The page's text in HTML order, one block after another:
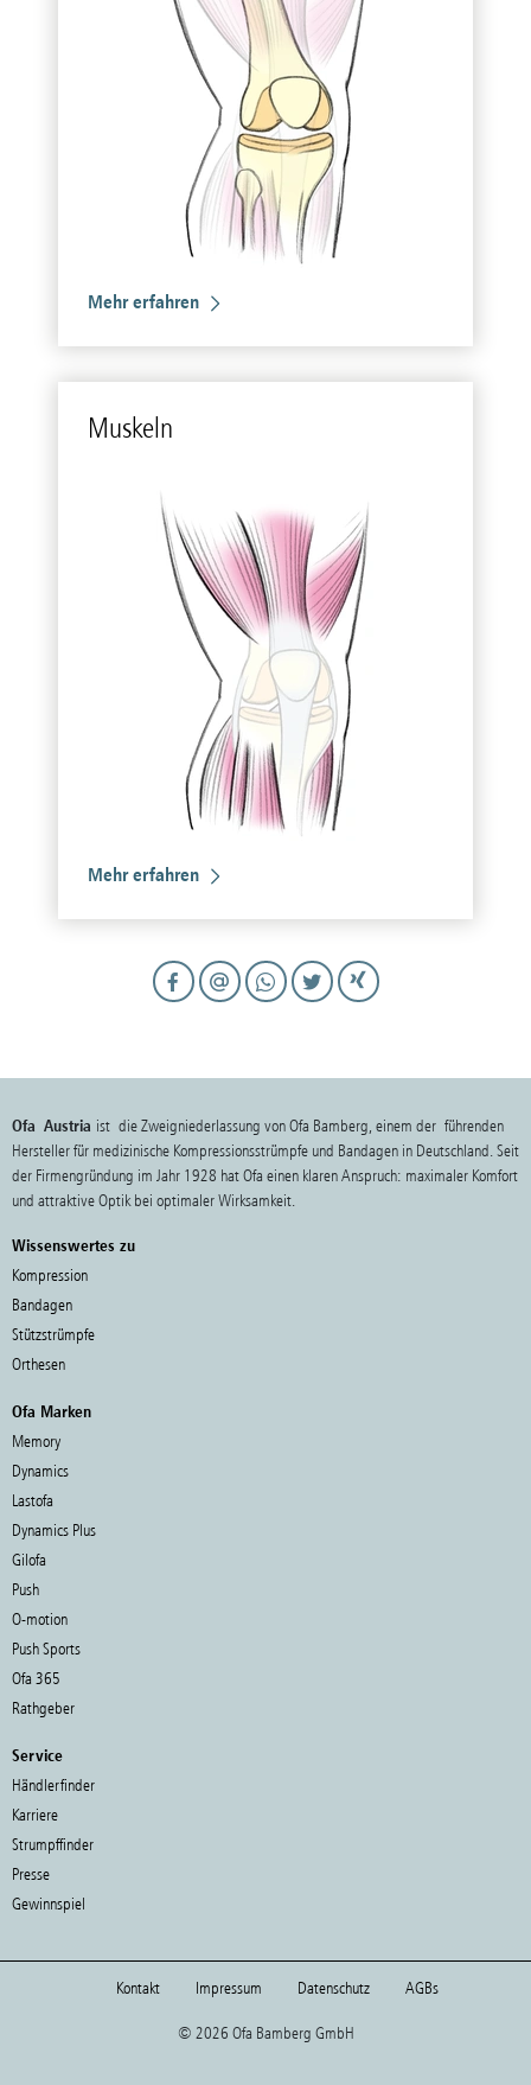
Mehr erfahren
Mus­keln
Mehr erfahren
Ofa Austria ist die Zweigniederlassung von Ofa Bamberg, einem der führenden
Hersteller für medizinische Kompressionsstrümpfe und Bandagen in Deutschland. Seit
der Firmengründung im Jahr 1928 hat Ofa einen klaren Anspruch: maximaler Komfort
und attraktive Optik bei optimaler Wirksamkeit.
Wissenswertes zu
Kompression
Bandagen
Stützstrümpfe
Orthesen
Ofa Marken
Memory
Dynamics
Lastofa
Dynamics Plus
Gilofa
Push
O-motion
Push Sports
Ofa 365
Rathgeber
Service
Händlerfinder
Karriere
Strumpffinder
Presse
Gewinnspiel
Kontakt Impressum Datenschutz AGBs
© 2026 Ofa Bamberg GmbH